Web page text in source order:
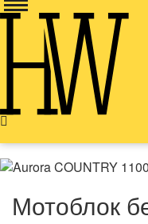
Доставка по всей
8 905 669 66 13
Мотоблок